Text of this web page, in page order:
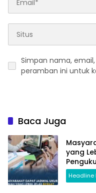
Simpan nama,
peramban ini untuk
Baca Juga
yang
Headline